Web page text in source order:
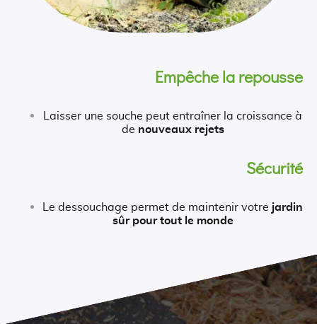
Empêche la repousse
Laisser une souche peut entraîner la croissance à
de nouveaux rejets
Sécurité
Le dessouchage permet de maintenir votre jardin
sûr pour tout le monde